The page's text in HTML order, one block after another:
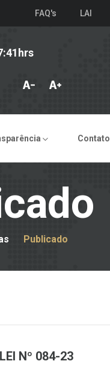
FAQ's LAI
Contato
Publicado
Nº 084-23